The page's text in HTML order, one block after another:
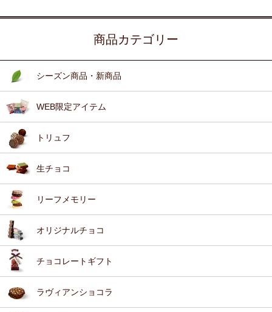
商品カテゴリー
シーズン商品・新商品
WEB限定アイテム
トリュフ
生チョコ
リーフメモリー
オリジナルチョコ
チョコレートギフト
ラヴィアンショコラ